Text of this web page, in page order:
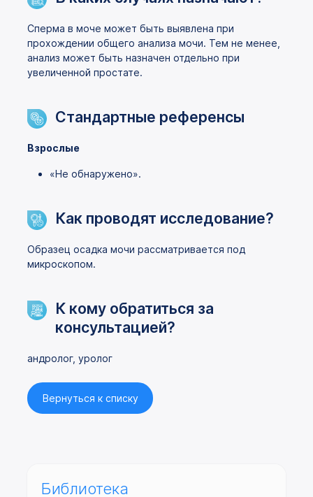
Сперма в моче может быть выявлена при
прохождении общего анализа мочи. Тем не менее,
анализ может быть назначен отдельно при
увеличенной простате.
Стандартные референсы
Взрослые
«Не обнаружено».
Как проводят исследование?
Образец осадка мочи рассматривается под
микроскопом.
К кому обратиться за
консультацией?
андролог, уролог
Вернуться к списку
Библиотека